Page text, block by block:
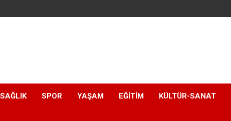
SAĞLIK SPOR YAŞAM EĞITIM KÜLTÜR-SANAT